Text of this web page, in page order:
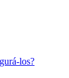
los?